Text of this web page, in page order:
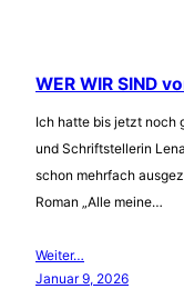
WER WIR SIND
Ich hatte bis jetzt noch
und Schriftstellerin
schon mehrfach
Roman „Alle meine…
Weiter…
Januar 9, 2026